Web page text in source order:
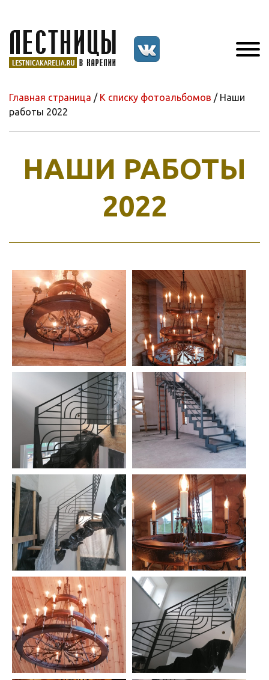
Главная страница / К списку фотоальбомов / Наши
работы 2022
НАШИ РАБОТЫ
2022